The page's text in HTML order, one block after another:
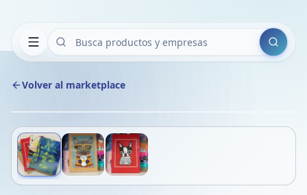
Buscar
Volver al marketplace
1/3